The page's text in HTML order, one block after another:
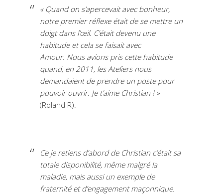
« Quand on s’apercevait avec bonheur,
notre premier réflexe était de se mettre un
doigt dans l’œil. C’était devenu une
habitude et cela se faisait avec
Amour. Nous avions pris cette habitude
quand, en 2011, les Ateliers nous
demandaient de prendre un poste pour
pouvoir ouvrir. Je t’aime Christian ! »
(Roland R).
Ce je retiens d’abord de Christian c’était sa
totale disponibilité, même malgré la
maladie, mais aussi un exemple de
fraternité et d’engagement maçonnique.